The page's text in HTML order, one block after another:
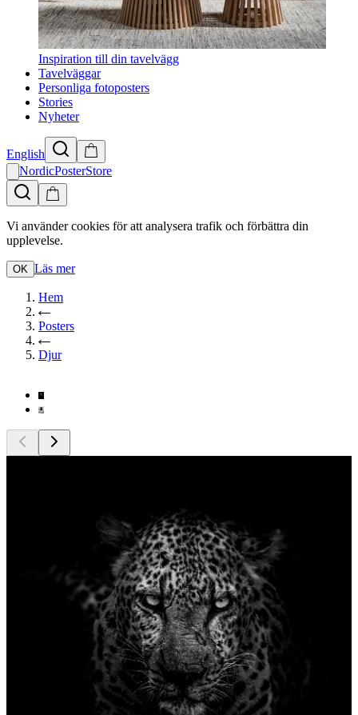
Inspiration till din tavelvägg
Tavelväggar
Personliga fotoposters
Stories
Nyheter
English
NordicPosterStore
Vi använder cookies för att analysera trafik och förbättra din
upplevelse.
OK Läs mer
Hem
Posters
Djur